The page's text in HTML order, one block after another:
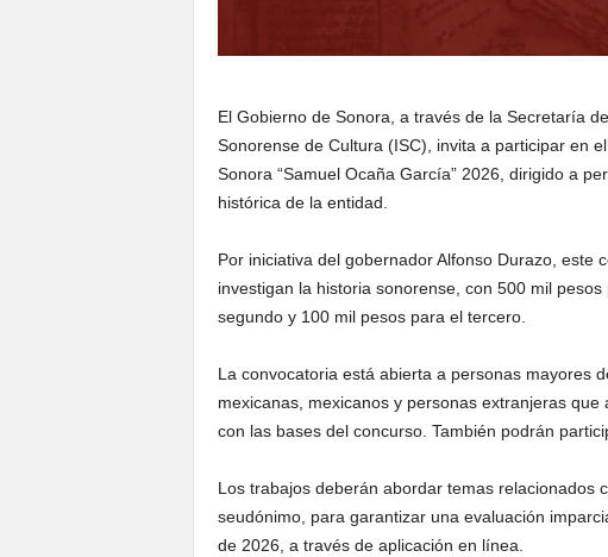
El Gobierno de Sonora, a través de la Secretaría
Sonorense de Cultura (ISC), invita a participar en
Sonora “Samuel Ocaña García” 2026, dirigido a
histórica de la entidad.
Por iniciativa del gobernador Alfonso Durazo, este
investigan la historia sonorense, con 500 mil
segundo y 100 mil pesos para el tercero.
La convocatoria está abierta a personas mayores
mexicanas, mexicanos y personas extranjeras
con las bases del concurso. También podrán
Los trabajos deberán abordar temas relacionados
seudónimo, para garantizar una evaluación
de 2026, a través de aplicación en línea.